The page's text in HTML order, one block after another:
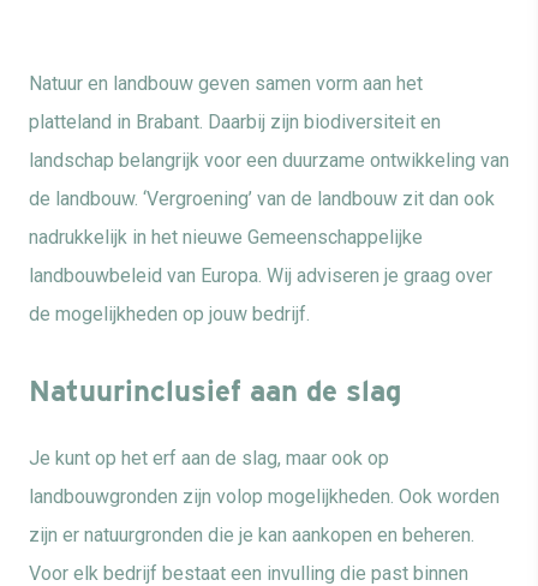
Natuur en landbouw geven samen vorm aan het
platteland in Brabant. Daarbij zijn biodiversiteit en
landschap belangrijk voor een duurzame ontwikkeling van
de landbouw. ‘Vergroening’ van de landbouw zit dan ook
nadrukkelijk in het nieuwe Gemeenschappelijke
landbouwbeleid van Europa. Wij adviseren je graag over
de mogelijkheden op jouw bedrijf.
Natuurinclusief aan de slag
Je kunt op het erf aan de slag, maar ook op
landbouwgronden zijn volop mogelijkheden. Ook worden
zijn er natuurgronden die je kan aankopen en beheren.
Voor elk bedrijf bestaat een invulling die past binnen